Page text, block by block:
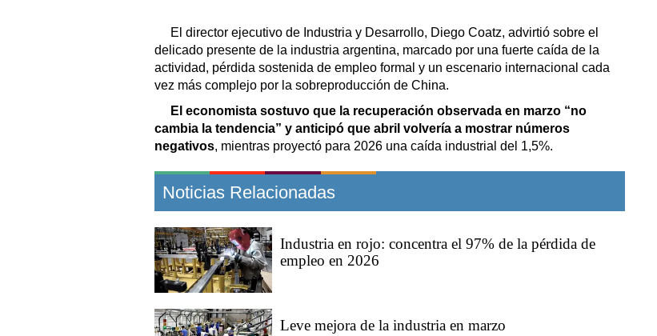
Loterías
Datos Útiles
Fúnebres
Edictos
Teléfonos de urgencia
El director ejecutivo de Industria y Desarrollo, Diego Coatz, advirtió sobre el
delicado presente de la industria argentina, marcado por una fuerte caída de la
actividad, pérdida sostenida de empleo formal y un escenario internacional cada
vez más complejo por la sobreproducción de China.
El economista sostuvo que la recuperación observada en marzo “no
cambia la tendencia” y anticipó que abril volvería a mostrar números
negativos, mientras proyectó para 2026 una caída industrial del 1,5%.
Noticias Relacionadas
Industria en rojo: concentra el 97% de la pérdida de
empleo en 2026
Leve mejora de la industria en marzo